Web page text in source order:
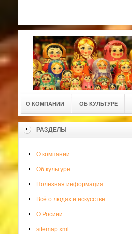
О КОМПАНИИ ОБ КУЛЬТУРЕ
РАЗДЕЛЫ
О компании
Об культуре
Полезная информация
Всё о людях и искусстве
О Росиии
sitemap.xml